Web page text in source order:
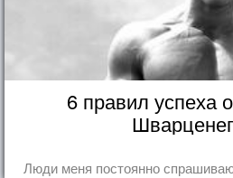
6 правил успеха
Люди меня постоянно